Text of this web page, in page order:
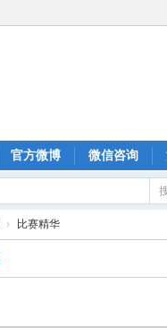
官方微博 微信咨询
› 比赛精华